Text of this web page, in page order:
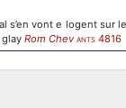
s’en vont e logent sur
Rom Chev ANTS 4816